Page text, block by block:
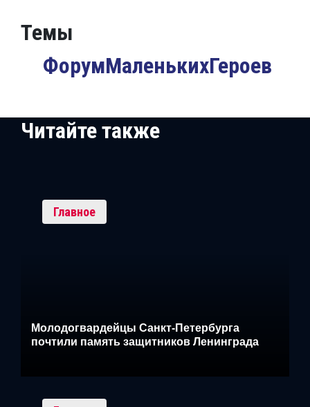
Темы
ФорумМаленькихГероев
Читайте также
Главное
Молодогвардейцы Санкт-Петербурга
почтили память защитников Ленинграда